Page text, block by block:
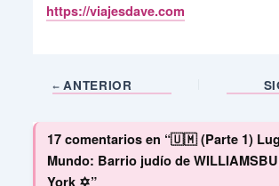
https://viajesdave.com
ANTERIOR
17 comentarios en “🇺🇲 (Parte 1)
Mundo: Barrio judío de
York ✡️”